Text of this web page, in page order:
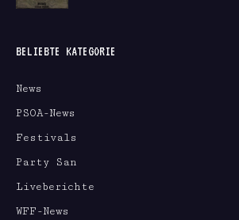
BELIEBTE KATEGORIE
News
PSOA-News
Festivals
Party San
Liveberichte
WFF-News